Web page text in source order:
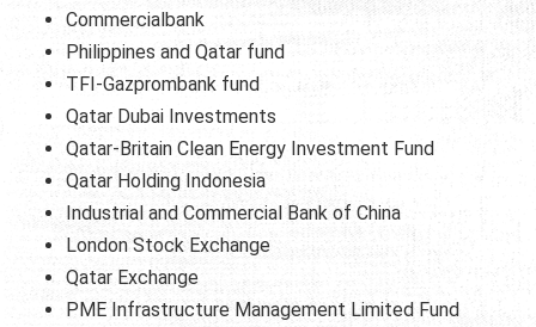
Commercialbank
Philippines and Qatar fund
TFI-Gazprombank fund
Qatar Dubai Investments
Qatar-Britain Clean Energy Investment Fund
Qatar Holding Indonesia
Industrial and Commercial Bank of China
London Stock Exchange
Qatar Exchange
PME Infrastructure Management Limited Fund